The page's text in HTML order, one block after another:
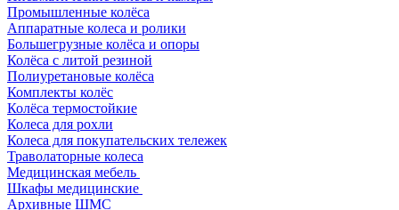
Промышленные колёса
Аппаратные колеса и ролики
Большегрузные колёса и опоры
Колёса с литой резиной
Полиуретановые колёса
Комплекты колёс
Колёса термостойкие
Колеса для рохли
Колеса для покупательских тележек
Траволаторные колеса
Медицинская мебель
Шкафы медицинские
Архивные ШМС